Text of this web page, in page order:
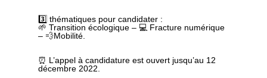
3️⃣ thématiques pour candidater :
🌱 Transition écologique – 💻 Fracture numérique
– 💨Mobilité.
⏰ L’appel à candidature est ouvert jusqu’au 12
décembre 2022.